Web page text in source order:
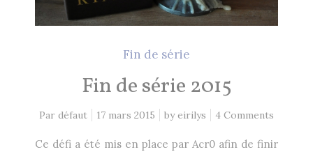
Fin de série
Fin de série 2015
Par défaut 17 mars 2015 byeirilys 4 Comments
Ce défi a été mis en place par Acr0 afin de finir